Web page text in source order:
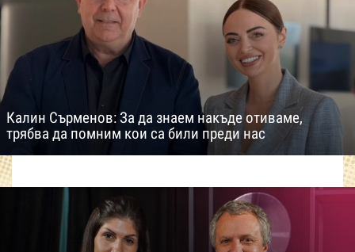
Калин Сърменов: За да знаем накъде отиваме,
трябва да помним кои са били преди нас